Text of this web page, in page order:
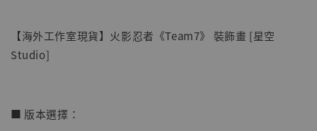
【海外工作室現貨】火影忍者《Team7》 裝飾畫 [星空
Studio]
■ 版本選擇：